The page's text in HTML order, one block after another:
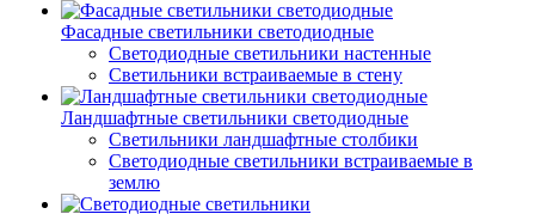
Фасадные светильники светодиодные
Светодиодные светильники настенные
Светильники встраиваемые в стену
Ландшафтные светильники светодиодные
Светильники ландшафтные столбики
Светодиодные светильники встраиваемые в
землю